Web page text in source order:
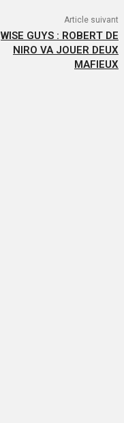
Article suivant
WISE GUYS : ROBERT DE
NIRO VA JOUER DEUX
MAFIEUX